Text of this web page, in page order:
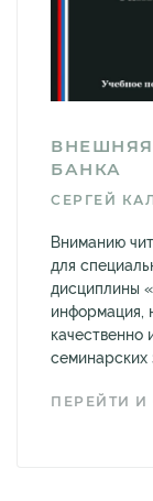
БАНКА
СЕРГЕЙ
Вниманию
для
дисциплины
информация,
качественно
семинарских
ПЕРЕЙТИ И